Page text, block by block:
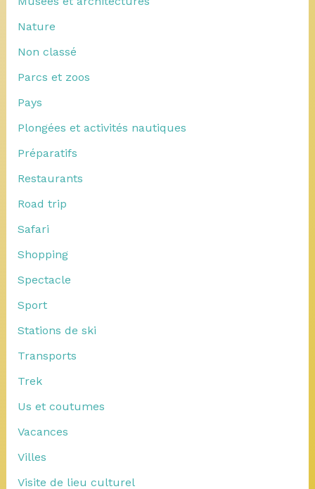
Nature
Non classé
Parcs et zoos
Pays
Plongées et activités nautiques
Préparatifs
Restaurants
Road trip
Safari
Shopping
Spectacle
Sport
Stations de ski
Transports
Trek
Us et coutumes
Vacances
Villes
Visite de lieu culturel